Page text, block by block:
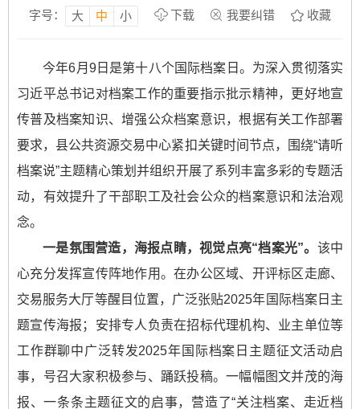
字号：
大 中 小 下载 我要纠错 收藏
今年6月9日是第十八个国际档案日。为深入贯彻落实
习近平总书记对档案工作的重要指示批示精神，更好地宣
传普及档案知识、增强公众档案意识，根据有关工作部署
要求，县公共资源交易中心紧扣关键时间节点，围绕“请听
档案说”主题精心策划并组织开展了系列丰富多彩的专题活
动，有效提升了干部职工及社会公众的档案意识和法治观
念。
一是氛围营造，海报点睛，视觉点亮“档案光”。 该中
心充分发挥宣传阵地作用。在办公区域、开评标区走廊、
交易服务大厅等醒目位置，广泛张贴2025年国际档案日主
题宣传海报；安排专人负责在招标代理机构、业主单位等
工作群聊中广泛转发2025年国际档案日主题征文活动启
事，号召大家积极参与、踊跃投稿。一幅幅图文并茂的海
报、一条条主题征文的启事，营造了“关注档案、走近档